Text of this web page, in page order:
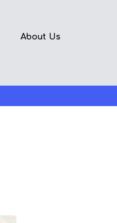
About Us